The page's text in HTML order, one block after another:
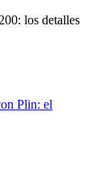
los detalles